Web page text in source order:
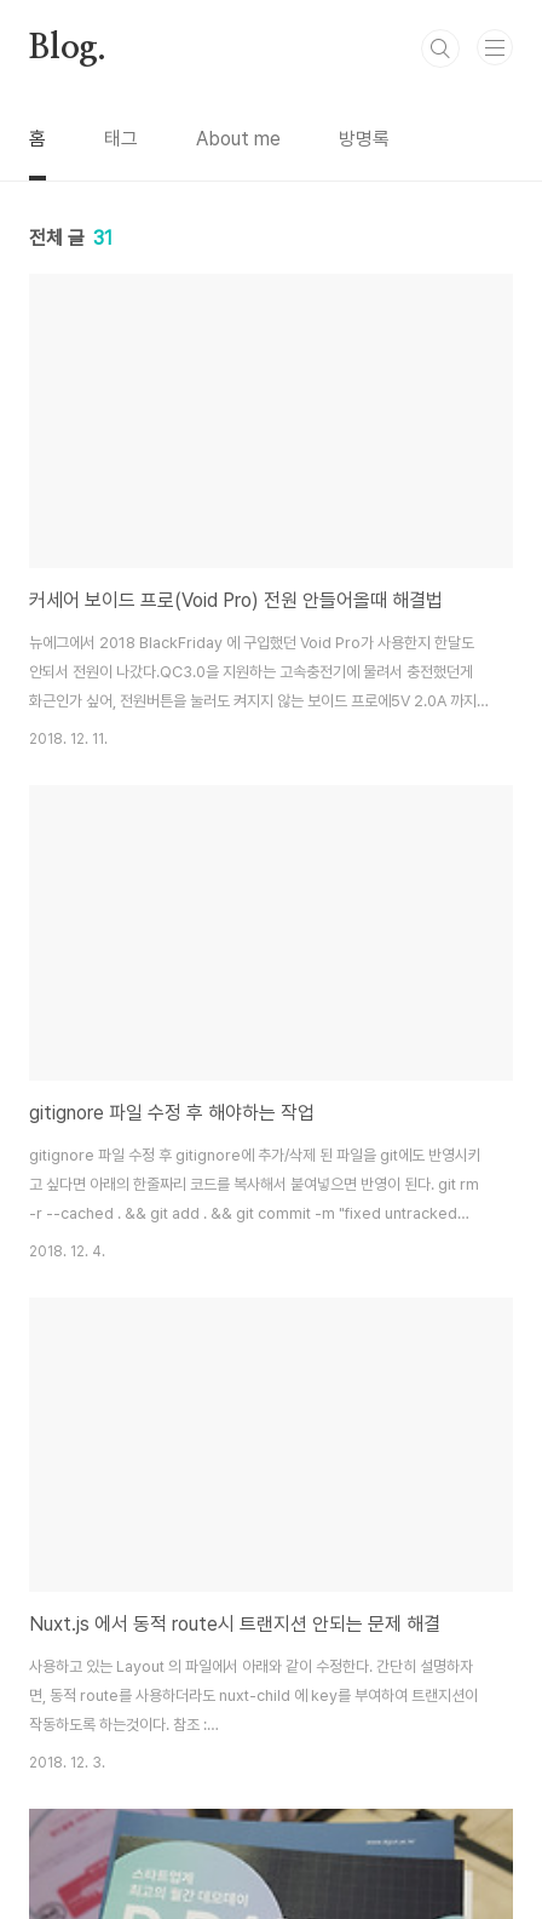
Blog.
홈 태그 About me 방명록
전체 글 31
커세어 보이드 프로(Void Pro) 전원 안들어올때 해결법
뉴에그에서 2018 BlackFriday 에 구입했던 Void Pro가 사용한지 한달도
안되서 전원이 나갔다.QC3.0을 지원하는 고속충전기에 물려서 충전했던게
화근인가 싶어, 전원버튼을 눌러도 켜지지 않는 보이드 프로에5V 2.0A 까지
만 지원하는 보조배터리를 연결하고 기다렸지만배터리 충전등도 들어오지 않
2018. 12. 11.
gitignore 파일 수정 후 해야하는 작업
gitignore 파일 수정 후 gitignore에 추가/삭제 된 파일을 git에도 반영시키
고 싶다면 아래의 한줄짜리 코드를 복사해서 붙여넣으면 반영이 된다. git rm
-r --cached . && git add . && git commit -m "fixed untracked
files"단, 이미 서버에 올라 간 파일들의 history는 변함이 없음을 유의하자.
2018. 12. 4.
Nuxt.js 에서 동적 route시 트랜지션 안되는 문제 해결
사용하고 있는 Layout 의 파일에서 아래와 같이 수정한다. 간단히 설명하자
면, 동적 route를 사용하더라도 nuxt-child 에 key를 부여하여 트랜지션이
작동하도록 하는것이다. 참조 :
https://github.com/nuxt/nuxt.js/issues/1651#issuecomment-
2018. 12. 3.